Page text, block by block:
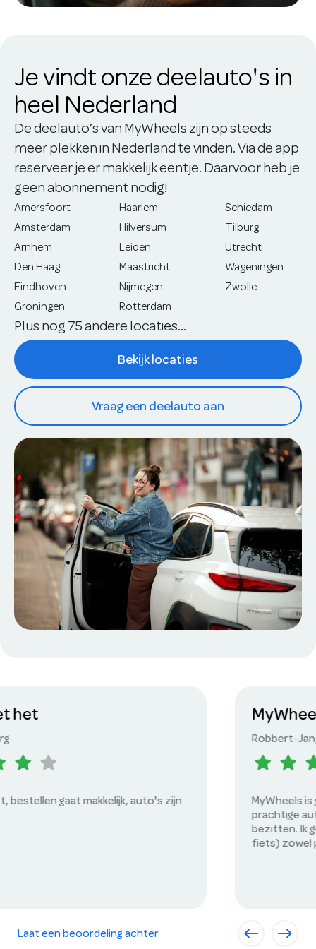
Je vindt onze deelauto's in
heel Nederland
De deelauto’s van MyWheels zijn op steeds
meer plekken in Nederland te vinden. Via de app
reserveer je er makkelijk eentje. Daarvoor heb je
geen abonnement nodig!
Amersfoort
Amsterdam
Arnhem
Den Haag
Eindhoven
Groningen
Haarlem
Hilversum
Leiden
Maastricht
Nijmegen
Rotterdam
Schiedam
Tilburg
Utrecht
Wageningen
Zwolle
Plus nog 75 andere locaties...
Bekijk locaties
Vraag een deelauto aan
MyWheels is geweldig
MyWheels is geweldig. Gebruiksvriendelijke app,
prachtige auto’s en goedkoper dan zelf een auto
bezitten. Ik gebruik MyWheels vaak (naast trein en
fiets) zowel privé als zakelijk. Sharing is caring!
Laat een beoordeling achter